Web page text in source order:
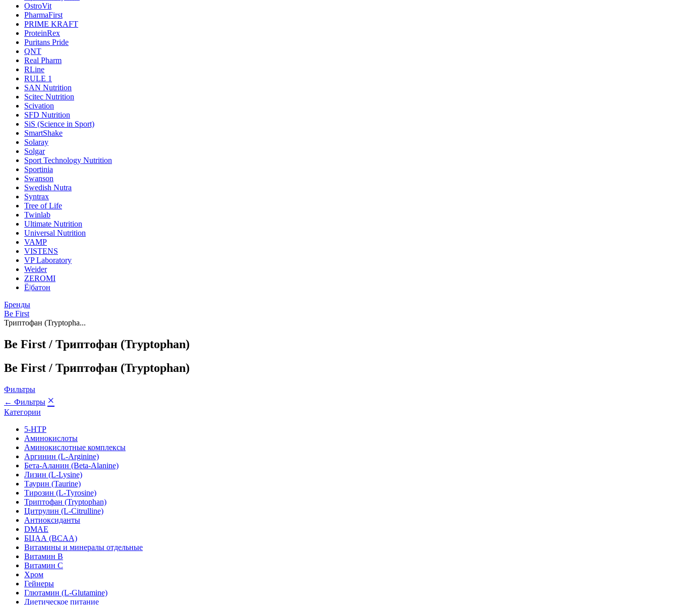
OstroVit
PharmaFirst
PRIME KRAFT
ProteinRex
Puritans Pride
QNT
Real Pharm
RLine
RULE 1
SAN Nutrition
Scitec Nutrition
Scivation
SFD Nutrition
SiS (Science in Sport)
SmartShake
Solaray
Solgar
Sport Technology Nutrition
Sportinia
Swanson
Swedish Nutra
Syntrax
Tree of Life
Twinlab
Ultimate Nutrition
Universal Nutrition
VAMP
VISTENS
VP Laboratory
Weider
ZEROMI
Ё|батон
Бренды
Be First
Триптофан (Tryptopha...
Be First / Триптофан (Tryptophan)
Be First / Триптофан (Tryptophan)
Фильтры
← Фильтры ×
Категории
5-HTP
Аминокислоты
Аминокислотные комплексы
Аргинин (L-Arginine)
Бета-Аланин (Beta-Alanine)
Лизин (L-Lysine)
Таурин (Taurine)
Тирозин (L-Tyrosine)
Триптофан (Tryptophan)
Цитрулин (L-Citrulline)
Антиоксиданты
DMAE
БЦАА (BCAA)
Витамины и минералы отдельные
Витамин B
Витамин C
Хром
Гейнеры
Глютамин (L-Glutamine)
Диетическое питание